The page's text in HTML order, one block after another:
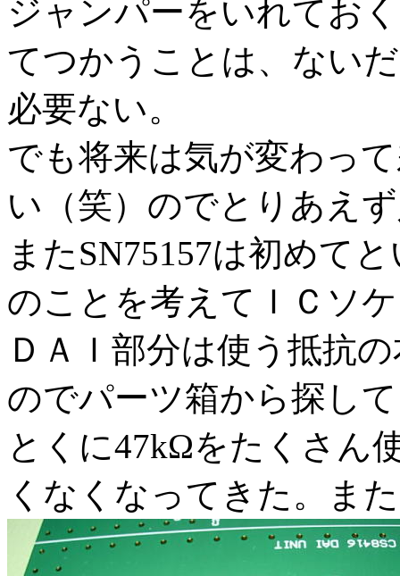
ジャンパーをいれてお
てつかうことは、ない
必要ない。
でも将来は気が変わっ
い（笑）のでとりあえ
またSN75157は初めて
のことを考えてＩＣソ
ＤＡＩ部分は使う抵抗
のでパーツ箱から探し
とくに47kΩをたくさん
くなくなってきた。ま